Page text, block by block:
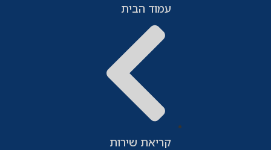
עמוד הבית
קריאת שירות